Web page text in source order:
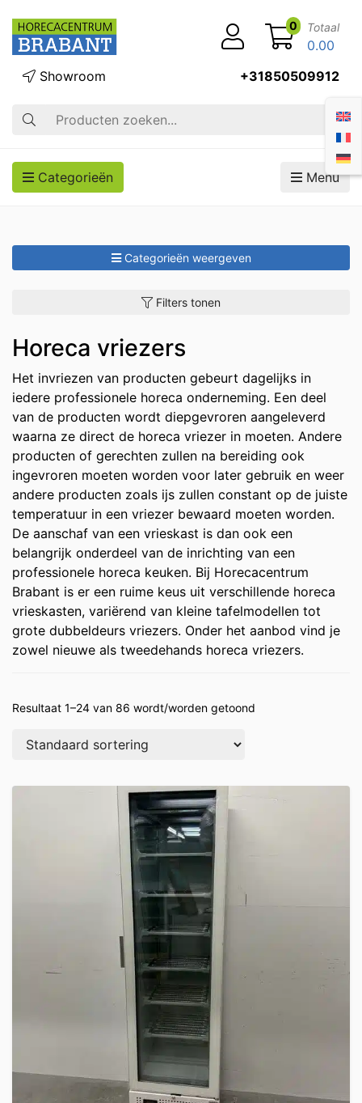
Zoek op
Showroom +31850509912
0 Totaal
0.00
Categorieën Menu
Categorieën weergeven
Filters tonen
Horeca vriezers
Het invriezen van producten gebeurt dagelijks in
iedere professionele horeca onderneming. Een deel
van de producten wordt diepgevroren aangeleverd
waarna ze direct de horeca vriezer in moeten. Andere
producten of gerechten zullen na bereiding ook
ingevroren moeten worden voor later gebruik en weer
andere producten zoals ijs zullen constant op de juiste
temperatuur in een vriezer bewaard moeten worden.
De aanschaf van een vrieskast is dan ook een
belangrijk onderdeel van de inrichting van een
professionele horeca keuken. Bij Horecacentrum
Brabant is er een ruime keus uit verschillende horeca
vrieskasten, variërend van kleine tafelmodellen tot
grote dubbeldeurs vriezers. Onder het aanbod vind je
zowel nieuwe als tweedehands horeca vriezers.
Resultaat 1–24 van 86 wordt/worden getoond